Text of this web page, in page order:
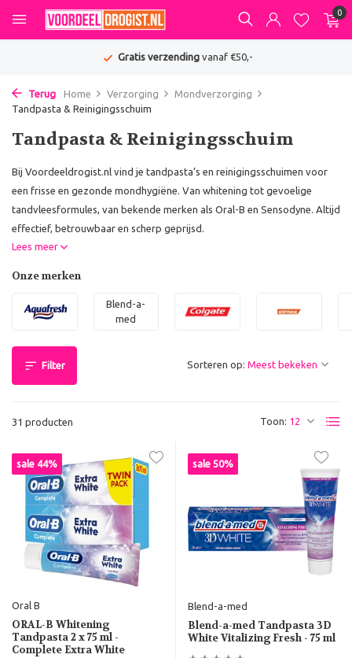
0
De beste deals van NL & BE
Terug Home Verzorging
Mondverzorging
Tandpasta & Reinigingsschuim
Tandpasta & Reinigingsschuim
Bij Voordeeldrogist.nl vind je tandpasta’s en reinigingsschuimen voor
een frisse en gezonde mondhygiëne. Van whitening tot gevoelige
tandvleesformules, van bekende merken als Oral-B en Sensodyne. Altijd
effectief, betrouwbaar en scherp geprijsd.
Lees meer
Onze merken
Blend-a-
med
Filter
31 producten Toon:
Sorteren op:
sale 44%
Oral B
ORAL-B Whitening
Tandpasta 2 x 75 ml -
Complete Extra White
sale 50%
Blend-a-med
Blend-a-med Tandpasta 3D
White Vitalizing Fresh - 75 ml